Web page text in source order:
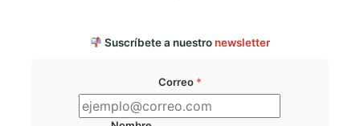
Suscríbete a nuestro newsletter
Correo *